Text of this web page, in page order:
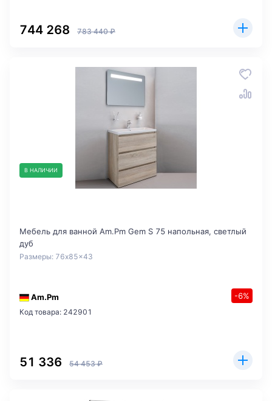
744 268 783 440 ₽
В НАЛИЧИИ
Мебель для ванной Am.Pm Gem S 75 напольная, светлый
дуб
Размеры: 76x85x43
Am.Pm -6%
Код товара: 242901
51 336 54 453 ₽